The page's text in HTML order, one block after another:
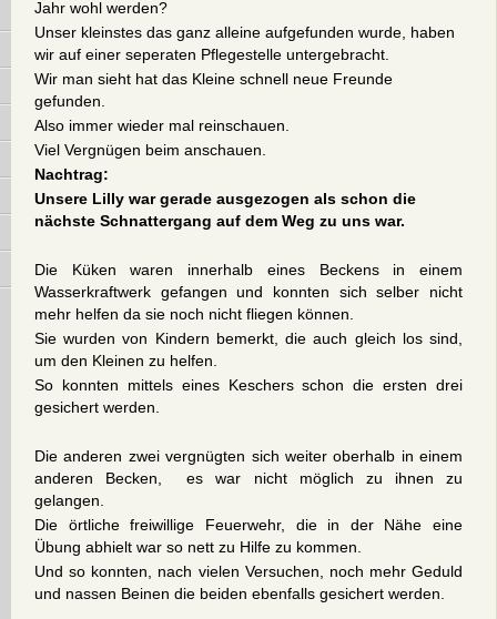
Jahr wohl werden?
Unser kleinstes das ganz alleine aufgefunden wurde, haben
wir auf einer seperaten Pflegestelle untergebracht.
Wir man sieht hat das Kleine schnell neue Freunde
gefunden.
Also immer wieder mal reinschauen.
Viel Vergnügen beim anschauen.
Nachtrag:
Unsere Lilly war gerade ausgezogen als schon die
nächste Schnattergang auf dem Weg zu uns war.
Die Küken waren innerhalb eines Beckens in einem
Wasserkraftwerk gefangen und konnten sich selber nicht
mehr helfen da sie noch nicht fliegen können.
Sie wurden von Kindern bemerkt, die auch gleich los sind,
um den Kleinen zu helfen.
So konnten mittels eines Keschers schon die ersten drei
gesichert werden.
Die anderen zwei vergnügten sich weiter oberhalb in einem
anderen Becken, es war nicht möglich zu ihnen zu
gelangen.
Die örtliche freiwillige Feuerwehr, die in der Nähe eine
Übung abhielt war so nett zu Hilfe zu kommen.
Und so konnten, nach vielen Versuchen, noch mehr Geduld
und nassen Beinen die beiden ebenfalls gesichert werden.